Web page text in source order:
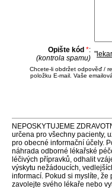
Opište kód *:
(kontrola spamu) "
Chcete-li obdržet odpověď /
položku E-mail. Vaše
NEPOSKYTUJEME
určena pro všechny pacienty,
pro obecné informační účely.
náhrada odborné lékařské
léčivých přípravků, odhalit
výskytu nežádoucích,
informací. Pokud si myslíte,
zavolejte svého lékaře nebo